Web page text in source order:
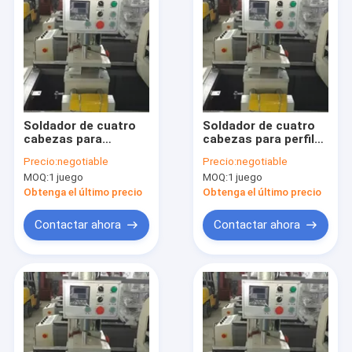
Productos
Sobre nosotros
Soldador de cuatro
cabezas para
de UPVC
Precio:negotiable
MOQ:1 juego
Obtenga el último precio
Contactar ahora
Soldador de cuatro
cabezas para perfiles
Precio:negotiable
MOQ:1 juego
Obtenga el último precio
Contactar ahora